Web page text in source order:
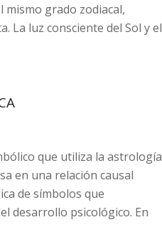
mismo grado zodiacal,
La luz consciente del Sol y el
que utiliza la astrología
en una relación causal
de símbolos que
desarrollo psicológico. En